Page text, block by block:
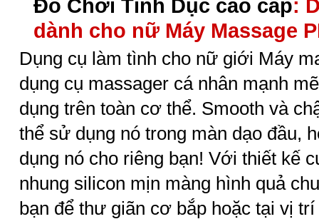
Đồ Chơi Tình Dục cao cấp:
dành cho nữ Máy Massage
Dụng cụ làm tình cho nữ giới Máy
dụng cụ massager cá nhân mạnh
dụng trên toàn cơ thể. Smooth và
thể sử dụng nó trong màn dạo đầu,
dụng nó cho riêng bạn! Với thiết kế
nhung silicon mịn màng hình quả
bạn để thư giãn cơ bắp hoặc tại vị